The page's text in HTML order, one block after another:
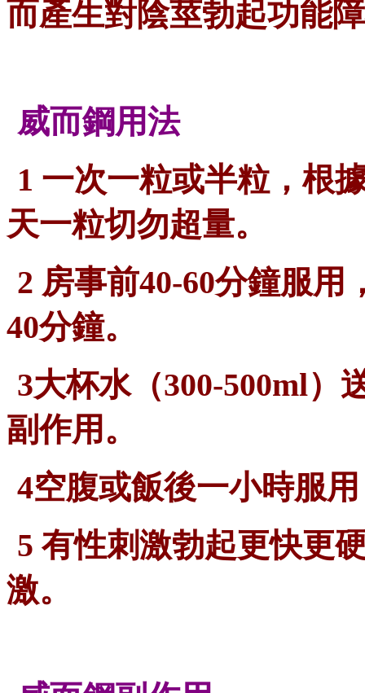
而產生對陰莖勃起功能
威而鋼用法
1 一次一粒或半粒，根
天一粒切勿超量。
2 房事前40-60分鐘服
40分鐘。
3大杯水（300-500ml）
副作用。
4空腹或飯後一小時服
5 有性刺激勃起更快更
激。